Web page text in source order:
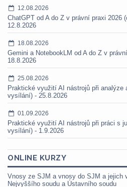
12.08.2026
ChatGPT od A do Z v právní praxi 2026
12.8.2026
18.08.2026
Gemini a NotebookLM od A do Z v
18.8.2026
25.08.2026
Praktické využití AI nástrojů při analýze
vysílání) - 25.8.2026
01.09.2026
Praktické využití AI nástrojů při práci s
vysílání) - 1.9.2026
ONLINE KURZY
Vnosy ze SJM a vnosy do SJM a jejich
Nejvyššího soudu a Ústavního soudu